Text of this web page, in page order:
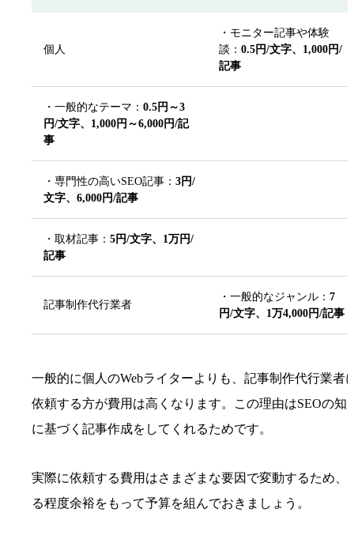
個人
・モニター記事や体験
談： 0.5円/文字、1,000円/
記事
・一般的なテーマ： 0.5円～3
円/文字、1,000円～6,000円/記
事
・専門性の高いSEO記事： 3円/
文字、6,000円/記事
・取材記事： 5円/文字、1万円/
記事
記事制作代行業者
・一般的なジャンル： 7
円/文字、1万4,000円/記事
一般的に個人のWebライターよりも、記事制作代行業者
依頼する方が費用は高くなります。この理由はSEOの知
に基づく記事作成をしてくれるためです。
実際に依頼する費用はさまざまな要因で変動するため、
る程度余裕をもって予算を組んでおきましょう。